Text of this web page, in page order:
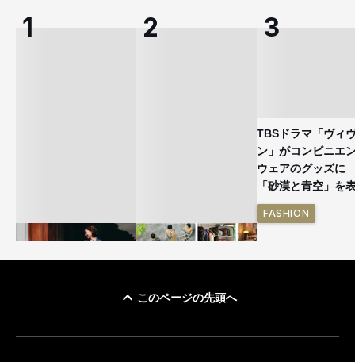
TBSドラマ「ヴィ
ン」がコンビニエ
ウェアのグッズ
「砂漠と青空」を
FASHION
このページの先頭へ